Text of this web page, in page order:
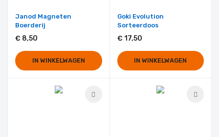
Janod Magneten
Boerderij
€ 8,50
IN WINKELWAGEN
Goki Evolution
Sorteerdoos
€ 17,50
IN WINKELWAGEN